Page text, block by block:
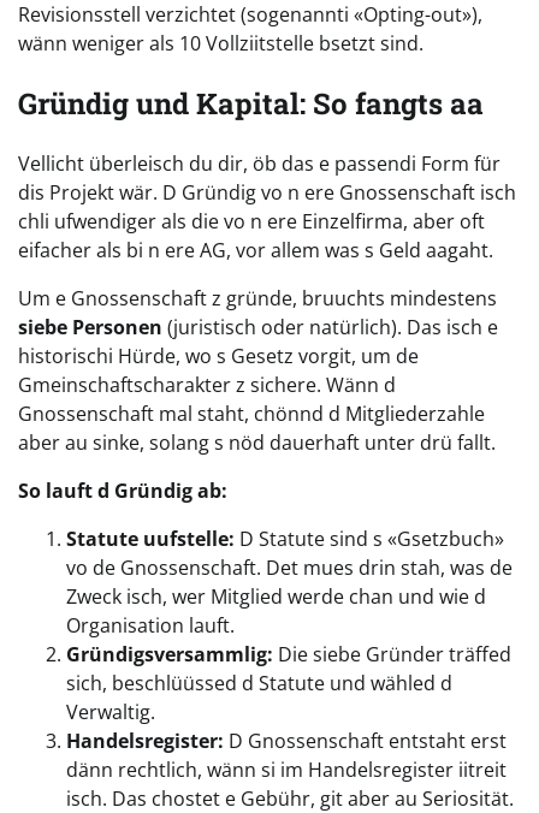
Revisionsstell verzichtet (sogenannti «Opting-out»),
wänn weniger als 10 Vollziitstelle bsetzt sind.
Gründig und Kapital: So fangts aa
Vellicht überleisch du dir, öb das e passendi Form für
dis Projekt wär. D Gründig vo n ere Gnossenschaft isch
chli ufwendiger als die vo n ere Einzelfirma, aber oft
eifacher als bi n ere AG, vor allem was s Geld aagaht.
Um e Gnossenschaft z gründe, bruuchts mindestens
siebe Personen (juristisch oder natürlich). Das isch e
historischi Hürde, wo s Gesetz vorgit, um de
Gmeinschaftscharakter z sichere. Wänn d
Gnossenschaft mal staht, chönnd d Mitgliederzahle
aber au sinke, solang s nöd dauerhaft unter drü fallt.
So lauft d Gründig ab:
Statute uufstelle: D Statute sind s «Gsetzbuch»
vo de Gnossenschaft. Det mues drin stah, was de
Zweck isch, wer Mitglied werde chan und wie d
Organisation lauft.
Gründigsversammlig: Die siebe Gründer träffed
sich, beschlüüssed d Statute und wähled d
Verwaltig.
Handelsregister: D Gnossenschaft entstaht erst
dänn rechtlich, wänn si im Handelsregister iitreit
isch. Das chostet e Gebühr, git aber au Seriosität.